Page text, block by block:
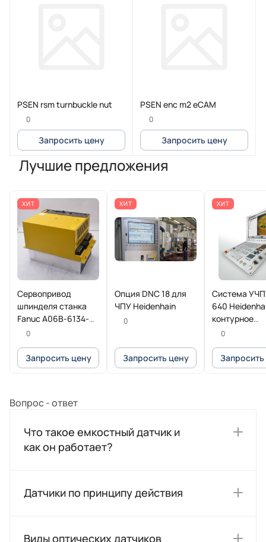
PSEN rsm turnbuckle nut
0
Запросить цену
PSEN enc m2 eCAM
0
Запросить цену
Лучшие предложения
ХИТ
Сервопривод
шпинделя станка
Fanuc A06B-6134-
H202#A
0
Запросить цену
ХИТ
Опция DNC 18 для
ЧПУ Heidenhain
0
Запросить цену
ХИТ
Система
640
контурное
управление
фрезерно-
станков
0
Вопрос - ответ
Что такое емкостный датчик и
как он работает?
Датчики по принципу действия
Виды оптических датчиков